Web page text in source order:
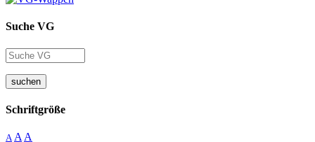
Suche VG
suchen
Schriftgröße
A A A